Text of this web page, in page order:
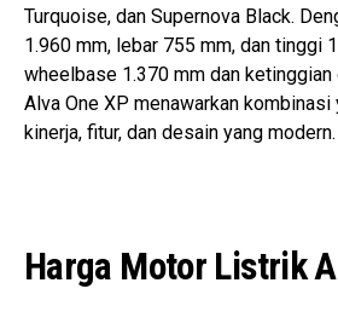
Turquoise, dan Supernova Black.
1.960 mm, lebar 755 mm, dan tinggi
wheelbase 1.370 mm dan ketinggian
Alva One XP menawarkan kombinasi
kinerja, fitur, dan desain yang modern.
Harga Motor Listrik